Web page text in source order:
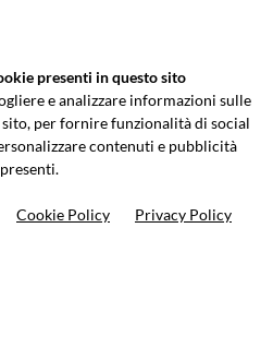
Brianza (MB) 20843 | ITALY
presenti in questo sito
e analizzare informazioni sulle
per fornire funzionalità di social
contenuti e pubblicità
presenti.
Cookie Policy Privacy Policy